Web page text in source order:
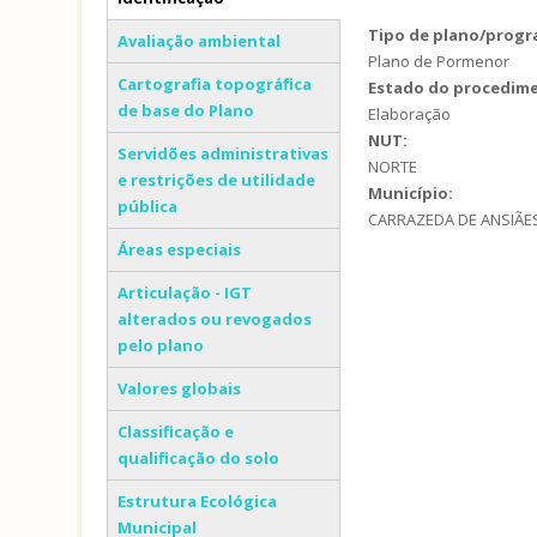
(separador ativo)
Avaliação ambiental
Cartografia topográfica
de base do Plano
Servidões administrativas
e restrições de utilidade
pública
Áreas especiais
Articulação - IGT
alterados ou revogados
pelo plano
Valores globais
Classificação e
qualificação do solo
Estrutura Ecológica
Municipal
Tipo de plano/
Plano de Pormenor
Estado do
Elaboração
NUT:
NORTE
Município:
CARRAZEDA DE